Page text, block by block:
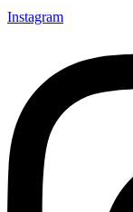
Instagram